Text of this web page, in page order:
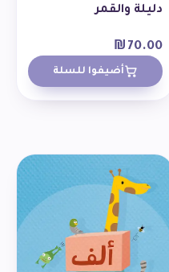
دليلة والقمر
₪ 70.00
أضيفوا للسلة